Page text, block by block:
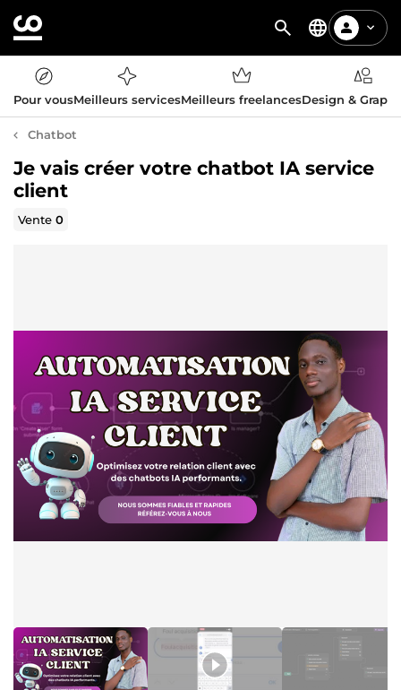
Pour vousMeilleurs servicesMeilleurs freelancesDesign &
Chatbot
Je vais créer votre chatbot IA service
client
Vente0